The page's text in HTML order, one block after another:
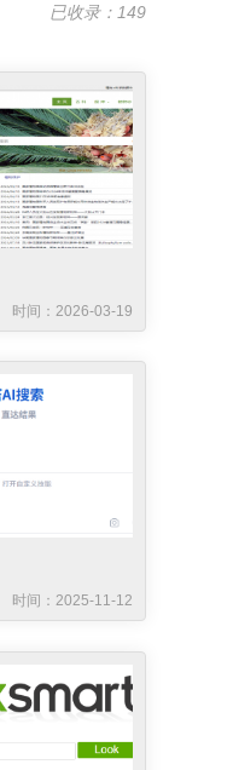
已收录：149
时间：2026-03-19
时间：2025-11-12